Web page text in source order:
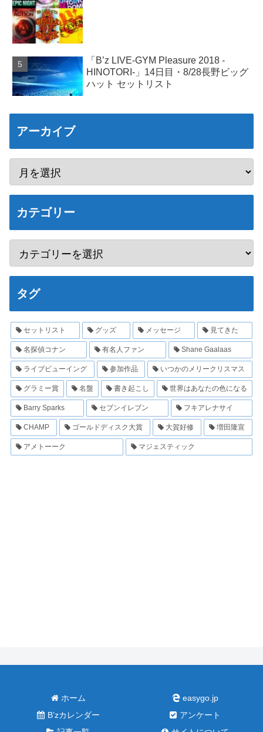
「B’z LIVE-GYM Pleasure 2018 -
HINOTORI-」14日目・8/28長野ビッグ
ハット セットリスト
アーカイブ
カテゴリー
タグ
セットリスト グッズ メッセージ 見てきた
名探偵コナン 有名人ファン Shane Gaalaas
ライブビューイング 参加作品 いつかのメリークリスマス
グラミー賞 名盤 書き起こし 世界はあなたの色になる
Barry Sparks セブンイレブン フキアレナサイ
CHAMP ゴールドディスク大賞 大賀好修 増田隆宣
アメトーーク マジェスティック
ホーム
easygo.jp
B’zカレンダー
アンケート